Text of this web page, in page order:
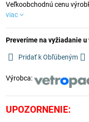
Veľkoobchodnú cenu
viac
Preveríme na vyžiadanie u
Pridať k Obľúbeným
Výrobca:
UPOZORNENIE: